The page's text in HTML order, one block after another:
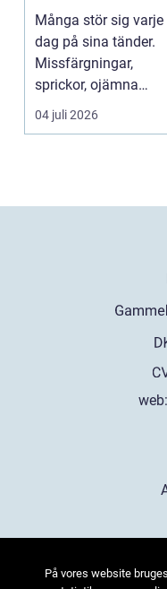
vackert leende
Många stör sig varje
dag på sina tänder.
Missfärgningar,
sprickor, ojämna
kanter eller en sned
tandr...
04 juli 2026
web:
På vores website